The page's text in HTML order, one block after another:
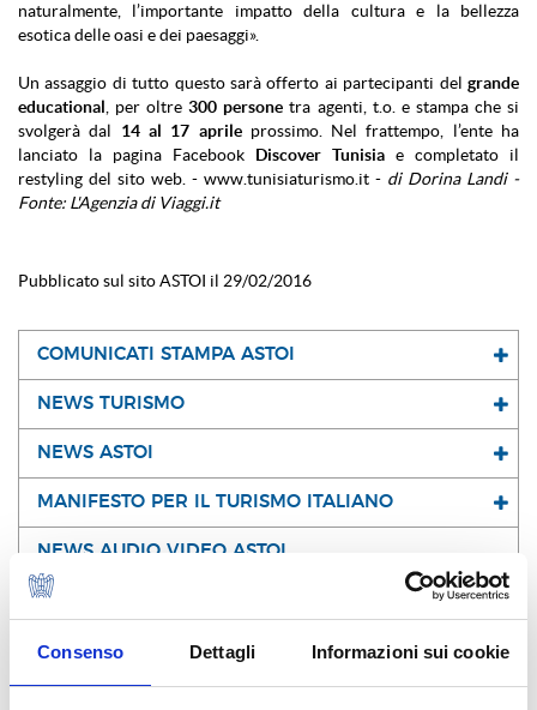
Consenso Dettagli Informazioni sui cookie
naturalmente, l’importante impatto della cultura e la bellezza
esotica delle oasi e dei paesaggi».
Un assaggio di tutto questo sarà offerto ai partecipanti del grande
educational , per oltre300 persone tra agenti, t.o. e stampa che si
svolgerà dal 14 al 17 aprile prossimo. Nel frattempo, l’ente ha
lanciato la pagina Facebook Discover Tunisia e completato il
restyling del sito web. - www.tunisiaturismo.it - di Dorina Landi -
Fonte: L'Agenzia di Viaggi.it
Pubblicato sul sito ASTOI il 29/02/2016
COMUNICATI STAMPA ASTOI
NEWS TURISMO
NEWS ASTOI
MANIFESTO PER IL TURISMO ITALIANO
NEWS AUDIO VIDEO ASTOI
I NOSTRI SOCI